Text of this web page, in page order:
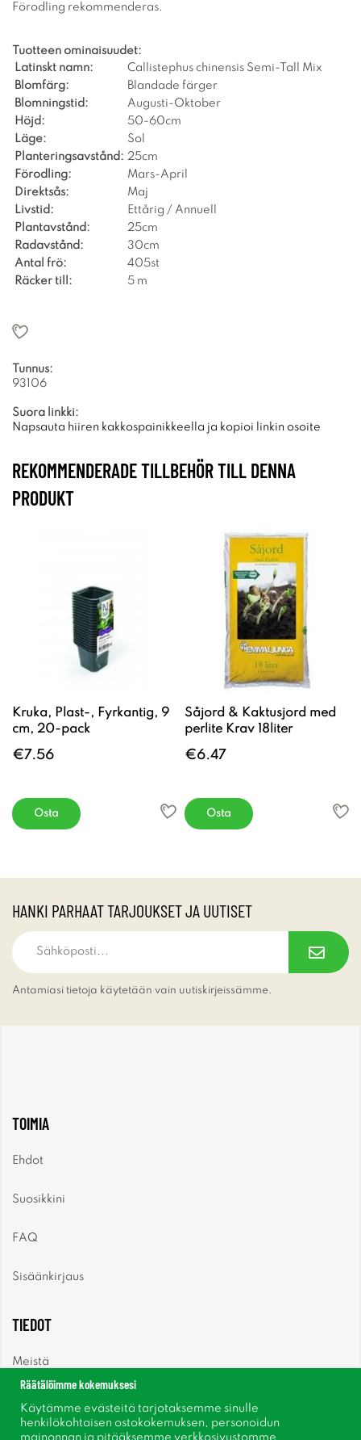
Förodling rekommenderas.
Tuotteen ominaisuudet:
Latinskt namn:
Callistephus chinensis Semi-Tall Mix
Blomfärg:
Blandade färger
Blomningstid:
Augusti-Oktober
Höjd:
50-60cm
Läge:
Sol
Planteringsavstånd: 25cm
Förodling:
Mars-April
Direktsås:
Maj
Livstid:
Ettårig / Annuell
Plantavstånd:
25cm
Radavstånd:
30cm
Antal frö:
405st
Räcker till:
5 m
Tunnus:
93106
Suora linkki:
Napsauta hiiren kakkospainikkeella ja kopioi linkin osoite
REKOMMENDERADE TILLBEHÖR TILL DENNA
PRODUKT
Kruka, Plast-, Fyrkantig, 9
cm, 20-pack
€7.56
Osta
Såjord & Kaktusjord med
perlite Krav 18liter
€6.47
Osta
HANKI PARHAAT TARJOUKSET JA UUTISET
Antamiasi tietoja käytetään vain uutiskirjeissämme.
TOIMIA
Ehdot
Suosikkini
FAQ
Sisäänkirjaus
TIEDOT
Meistä
Räätälöimme kokemuksesi
Käytämme evästeitä tarjotaksemme sinulle
henkilökohtaisen ostokokemuksen, personoidun
mainonnan ja pitääksemme verkkosivustomme